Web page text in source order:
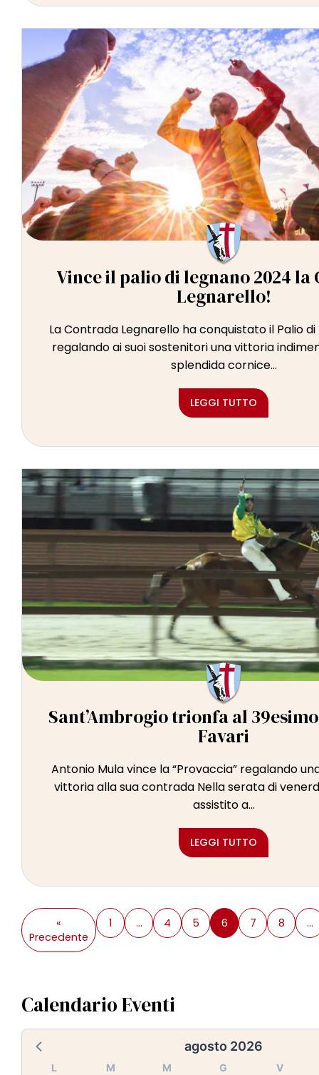
Vince il palio di legnano 2024 la
Legnarello!
La Contrada Legnarello ha conquistato il Palio di
regalando ai suoi sostenitori una vittoria
splendida cornice...
LEGGI TUTTO
Sant’Ambrogio trionfa al
Favari
Antonio Mula vince la “Provaccia” regalando
vittoria alla sua contrada Nella serata di
assistito a...
LEGGI TUTTO
«
Precedente
1 … 4 5 6 7 8 …
Calendario Eventi
agosto 2026
L M M G V